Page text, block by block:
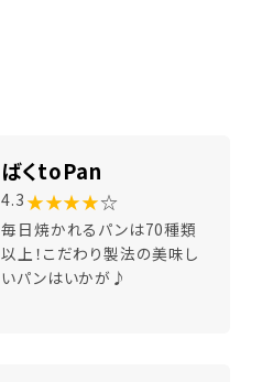
ばくtoPan
4.3 ★★★★☆
毎日焼かれるパンは70種類
以上！こだわり製法の美味し
いパンはいかが♪